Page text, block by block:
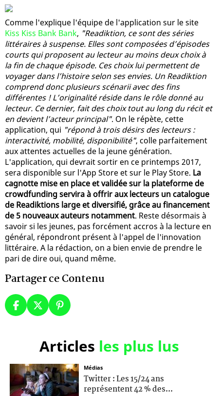
Comme l'explique l'équipe de l'application sur le site
Kiss Kiss Bank Bank, "Readiktion, ce sont des séries
littéraires à suspense. Elles sont composées d’épisodes
courts qui proposent au lecteur au moins deux choix à
la fin de chaque épisode. Ces choix lui permettent de
voyager dans l’histoire selon ses envies. Un Readiktion
comprend donc plusieurs scénarii avec des fins
différentes ! L’originalité réside dans le rôle donné au
lecteur. Ce dernier, fait des choix tout au long du récit et
en devient l’acteur principal". On le répète, cette
application, qui "répond à trois désirs des lecteurs :
interactivité, mobilité, disponibilité", colle parfaitement
aux attentes actuelles de la jeune génération.
L'application, qui devrait sortir en ce printemps 2017,
sera disponible sur l'App Store et sur le Play Store. La
cagnotte mise en place et validée sur la plateforme de
crowdfunding servira à offrir aux lecteurs un catalogue
de Readiktions large et diversifié, grâce au financement
de 5 nouveaux auteurs notamment. Reste désormais à
savoir si les jeunes, pas forcément accros à la lecture en
général, répondront présent à l'appel de l'innovation
littéraire. A la rédaction, on a bien envie de prendre le
pari de dire oui, quand même.
Partager ce Contenu
Articles les plus lus
Médias
Twitter : Les 15/24 ans
représentent 42 % des...